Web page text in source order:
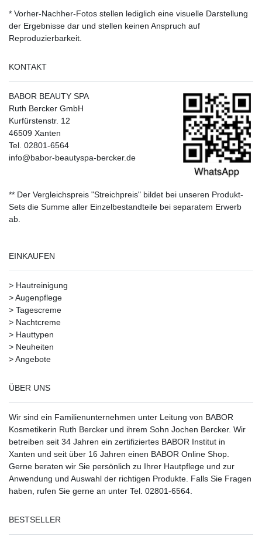
* Vorher-Nachher-Fotos stellen lediglich eine visuelle Darstellung
der Ergebnisse dar und stellen keinen Anspruch auf
Reproduzierbarkeit.
KONTAKT
BABOR BEAUTY SPA
Ruth Bercker GmbH
Kurfürstenstr. 12
46509 Xanten
Tel. 02801-6564
info@babor-beautyspa-bercker.de
** Der Vergleichspreis "Streichpreis" bildet bei unseren Produkt-
Sets die Summe aller Einzelbestandteile bei separatem Erwerb
ab.
EINKAUFEN
> Hautreinigung
>Augenpflege
> Tagescreme
> Nachtcreme
> Hauttypen
> Neuheiten
>Angebote
ÜBER UNS
Wir sind ein Familienunternehmen unter Leitung von BABOR
Kosmetikerin Ruth Bercker und ihrem Sohn Jochen Bercker. Wir
betreiben seit 34 Jahren ein zertifiziertes BABOR Institut in
Xanten und seit über 16 Jahren einen BABOR Online Shop.
Gerne beraten wir Sie persönlich zu Ihrer Hautpflege und zur
Anwendung und Auswahl der richtigen Produkte. Falls Sie Fragen
haben, rufen Sie gerne an unter Tel. 02801-6564.
BESTSELLER